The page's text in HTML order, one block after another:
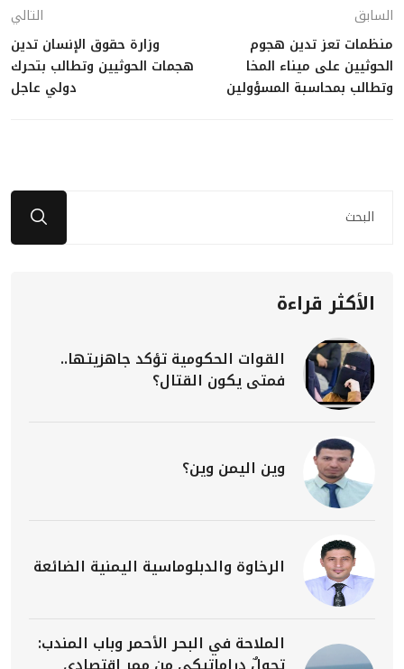
السابق
منظمات تعز تدين هجوم
الحوثيين على ميناء المخا
وتطالب بمحاسبة المسؤولين
التالي
وزارة حقوق الإنسان تدين
هجمات الحوثيين وتطالب بتحرك
دولي عاجل
الأكثر قراءة
القوات الحكومية تؤكد جاهزيتها..
فمتى يكون القتال؟
وين اليمن وين؟
الرخاوة والدبلوماسية اليمنية الضائعة
الملاحة في البحر الأحمر وباب المندب: